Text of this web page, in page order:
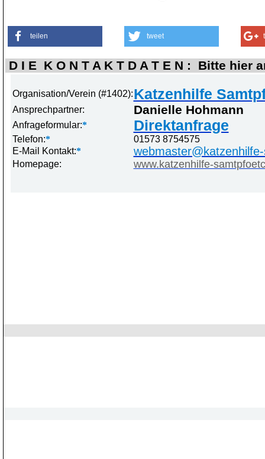
teilen tweet
D I E K O N T A K T D A T E N : Bitte hier
Organisation/Verein (#1402):Katzenhilfe
Ansprechpartner: Danielle Hohmann
Anfrageformular:* Direktanfrage
Telefon:*
01573 8754575
E-Mail Kontakt:*
Homepage: www.katzenhilfe-